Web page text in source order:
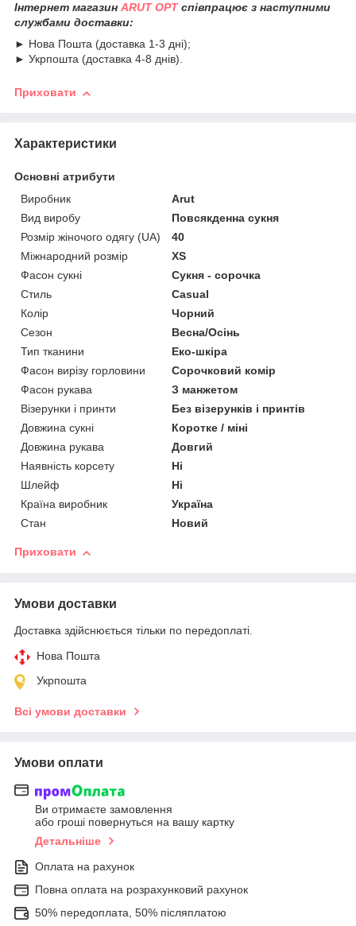
Інтернет магазин ARUT OPTспівпрацює з наступними
службами доставки:
► Нова Пошта (доставка 1-3 дні);
► Укрпошта (доставка 4-8 днів).
Приховати
Характеристики
Основні атрибути
Виробник
Arut
Вид виробу
Повсякденна сукня
Розмір жіночого одягу (UA)
40
Міжнародний розмір
XS
Фасон сукні
Сукня - сорочка
Стиль
Casual
Колір
Чорний
Сезон
Весна/Осінь
Тип тканини
Еко-шкіра
Фасон вирізу горловини
Сорочковий комір
Фасон рукава
З манжетом
Візерунки і принти
Без візерунків і принтів
Довжина сукні
Коротке / міні
Довжина рукава
Довгий
Наявність корсету
Ні
Шлейф
Ні
Країна виробник
Україна
Стан
Новий
Приховати
Умови доставки
Доставка здійснюється тільки по передоплаті.
Нова Пошта
Укрпошта
Всі умови доставки
Умови оплати
Ви отримаєте замовлення
або гроші повернуться на вашу картку
Детальніше
Оплата на рахунок
Повна оплата на розрахунковий рахунок
50% передоплата, 50% післяплатою